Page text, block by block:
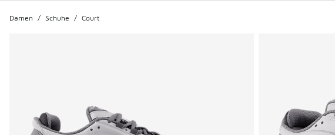
Damen / Schuhe / Court